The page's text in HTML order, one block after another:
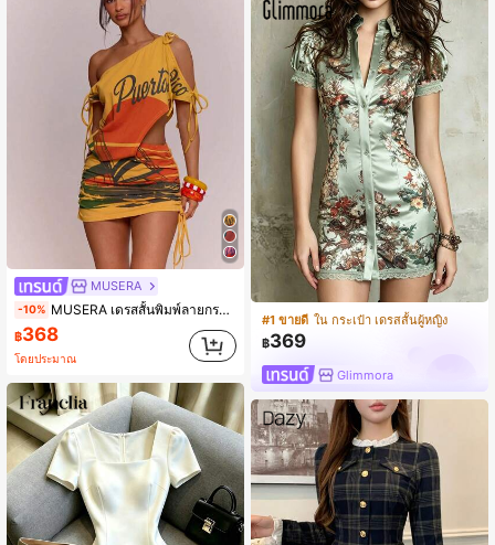
MUSERA
-10% MUSERA เดรสสั้นพิมพ์ลายกราฟิกไม่สมมาตร จับจีบ เอวเข้ารูป สำหรับฤดูใบไม้ผลิ ฤดูร้อน วันหยุดพักผ่อน อิบิซา โบฮีเมียน หรูหรา ลำลอง เทศกาลคาร์นิวัล
฿368
โดยประมาณ
#1 ขายดี ใน กระเป๋า เดรสสั้นผู้หญิง
฿369
Glimmora